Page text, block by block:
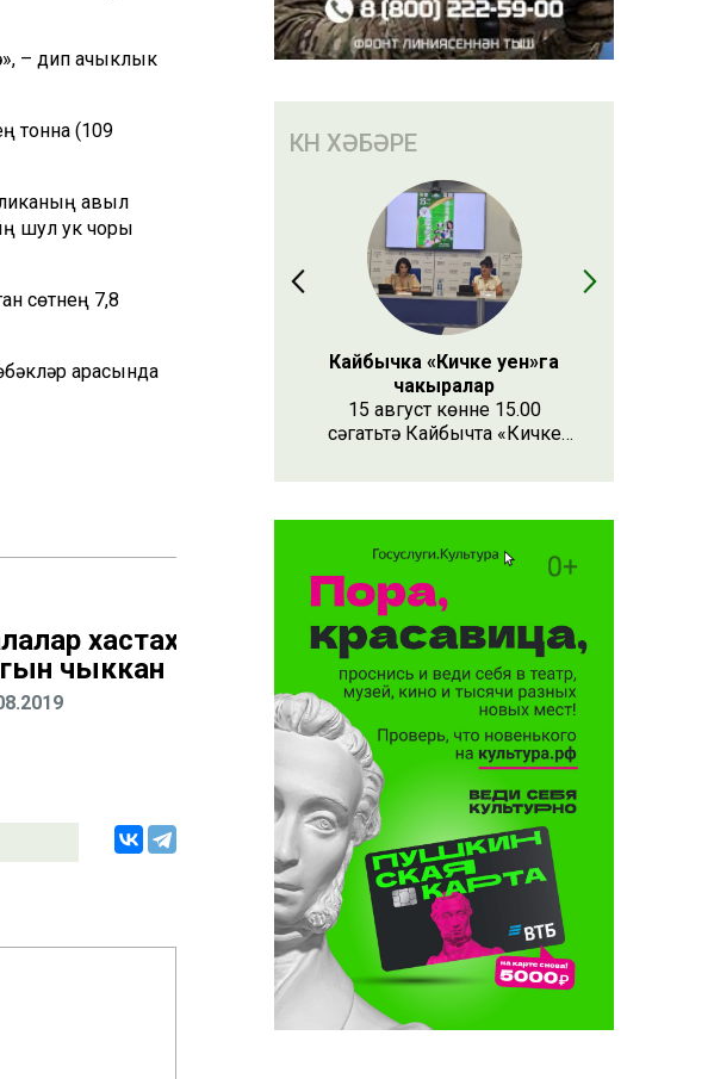
– дип ачыклык
тонна (109
авыл
шул ук чоры
сөтнең 7,8
арасында
хастаханәсендә
чыккан
КӨН ХӘБӘРЕ
Кайбычка «Кичке уен»га
чакыралар
15 август көнне 15.00
сәгатьтә Кайбычта «Кичке
узачак. Анда республиканың
күрше Чувашия, Мари Эл
республикаларыннан иҗат
коллективлары катнаша.